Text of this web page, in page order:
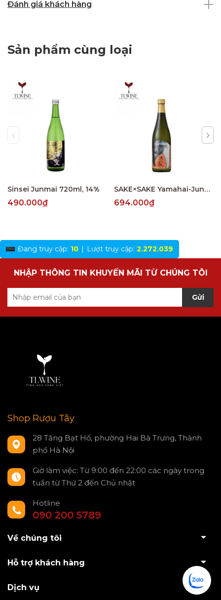
Đánh giá khách hàng
Sản phẩm cùng loại
Sinsei Junmai 720ml, 14%
490.000₫
SAKE×SAKE Yamahai-Junmai 720ml, 15%
694.000₫
Đang truy cập: 10 | Lượt truy cập: 2.272.039
NHẬP THÔNG TIN KHUYẾN MÃI TỪ CHÚNG TÔI
Gửi
Shop Rượu Tây
28 Tăng Bạt Hổ, phường Hai Bà Trưng, Thành
phố Hà Nội
Giờ làm việc: Từ 9:00 đến 22:00 các ngày trong
tuần từ Thứ 2 đến Chủ nhật
Hotline
090 200 5789
Về chúng tôi
Hỗ trợ khách hàng
Dịch vụ